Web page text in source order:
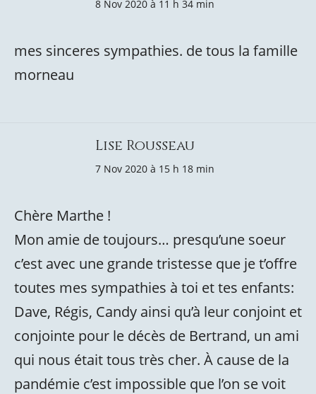
8 Nov 2020 à 11 h 34 min
mes sinceres sympathies. de tous la famille
morneau
Lise Rousseau
7 Nov 2020 à 15 h 18 min
Chère Marthe !
Mon amie de toujours… presqu’une soeur
c’est avec une grande tristesse que je t’offre
toutes mes sympathies à toi et tes enfants:
Dave, Régis, Candy ainsi qu’à leur conjoint et
conjointe pour le décès de Bertrand, un ami
qui nous était tous très cher. À cause de la
pandémie c’est impossible que l’on se voit